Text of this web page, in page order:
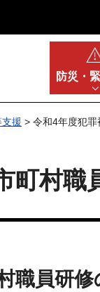
防災・
援 > 令和4年度犯
町村職
職員研修